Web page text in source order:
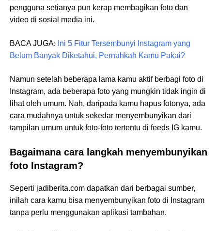
pengguna setianya pun kerap membagikan foto dan
video di sosial media ini.
BACA JUGA: Ini 5 Fitur Tersembunyi Instagram yang
Belum Banyak Diketahui, Pernahkah Kamu Pakai?
Namun setelah beberapa lama kamu aktif berbagi foto di
Instagram, ada beberapa foto yang mungkin tidak ingin di
lihat oleh umum. Nah, daripada kamu hapus fotonya, ada
cara mudahnya untuk sekedar menyembunyikan dari
tampilan umum untuk foto-foto tertentu di feeds IG kamu.
Bagaimana cara langkah menyembunyikan
foto Instagram?
Seperti jadiberita.com dapatkan dari berbagai sumber,
inilah cara kamu bisa menyembunyikan foto di Instagram
tanpa perlu menggunakan aplikasi tambahan.